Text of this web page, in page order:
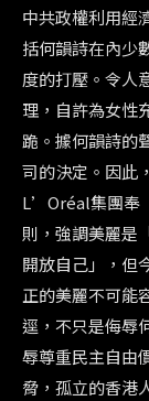
中共政權利用經
括何韻詩在內少
度的打壓。令人
理，自許為女性
跪。據何韻詩的
司的決定。因此
L’Oréal集團奉
則，強調美麗是
開放自己」，但
正的美麗不可能
逕，不只是侮辱
辱尊重民主自由
脅，孤立的香港